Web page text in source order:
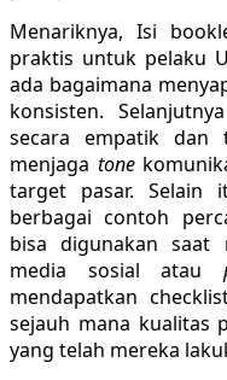
Menariknya, Isi
praktis untuk pelaku
ada bagaimana
konsisten.
secara empatik dan
menjaga tone
target pasar. Selain
berbagai contoh
bisa digunakan saat
media sosial atau
mendapatkan
sejauh mana kualitas
yang telah mereka